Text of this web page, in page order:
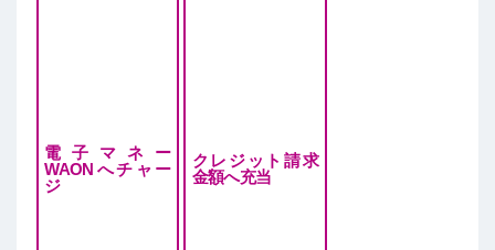
電子マネー
WAONへチャー
ジ
クレジット請求
金額へ充当